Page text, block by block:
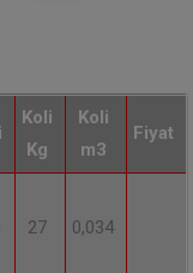
Koli
Kg
Koli
m3
Fiyat
27 0,034